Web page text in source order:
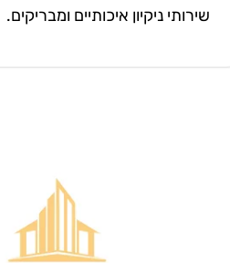
שירותי ניקיון איכותיים ומבריקים.